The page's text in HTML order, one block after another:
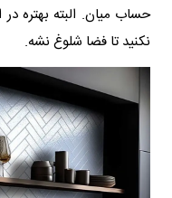
حساب میان. البته بهتره
نکنید تا فضا شلوغ نشه.